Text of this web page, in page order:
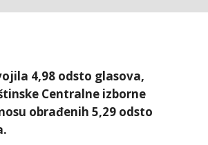
4,98 odsto glasova,
Centralne izborne
obrađenih 5,29 odsto